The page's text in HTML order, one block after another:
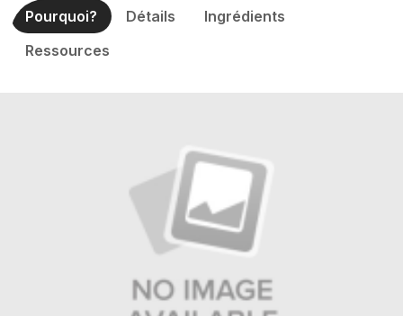
Pourquoi? Détails
Ingrédients
Ressources